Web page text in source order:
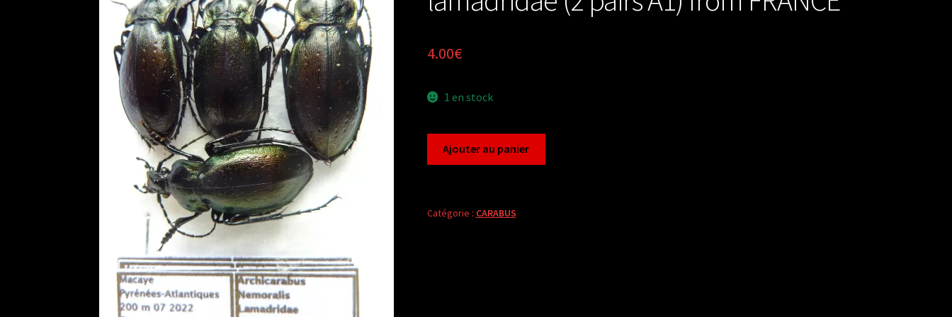
4.00€
1 en stock
nemoralis
Ajouter au panier
Catégorie : CARABUS